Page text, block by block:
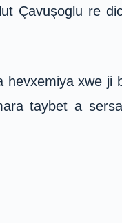
Çavuşoglu re
xwe ji
taybet a